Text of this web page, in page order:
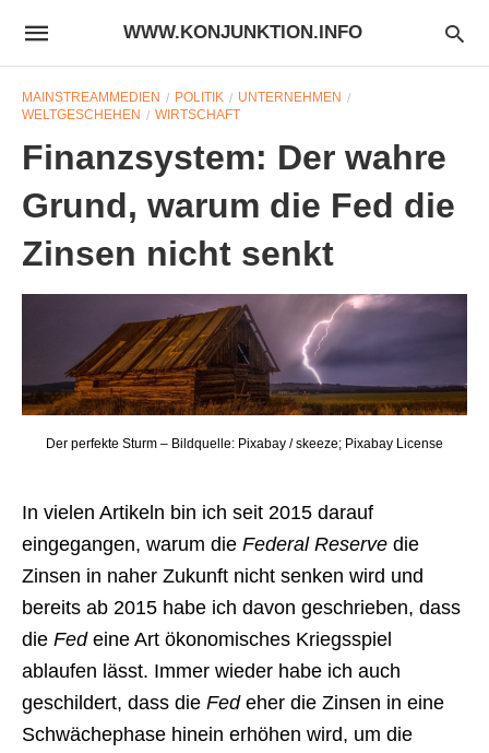
WWW.KONJUNKTION.INFO
MAINSTREAMMEDIEN POLITIK
UNTERNEHMEN
WELTGESCHEHEN
WIRTSCHAFT
Finanzsystem: Der wahre
Grund, warum die Fed die
Zinsen nicht senkt
Der perfekte Sturm – Bildquelle: Pixabay / skeeze; Pixabay License
In vielen Artikeln bin ich seit 2015 darauf
eingegangen, warum die Federal Reserve die
Zinsen in naher Zukunft nicht senken wird und
bereits ab 2015 habe ich davon geschrieben, dass
die Fedeine Art ökonomisches Kriegsspiel
ablaufen lässt. Immer wieder habe ich auch
geschildert, dass die Fedeher die Zinsen in eine
Schwächephase hinein erhöhen wird, um die